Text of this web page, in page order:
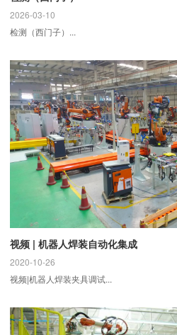
2026-03-10
检测（西门子）...
视频 | 机器人焊装自动化集成
2020-10-26
视频|机器人焊装夹具调试...